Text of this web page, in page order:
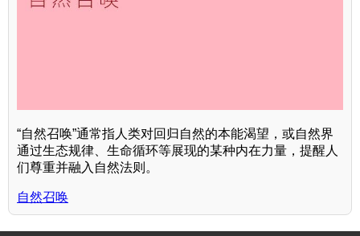
“自然召唤”通常指人类对回归自然的本能渴望，或自然界
通过生态规律、生命循环等展现的某种内在力量，提醒人
们尊重并融入自然法则。
自然召唤